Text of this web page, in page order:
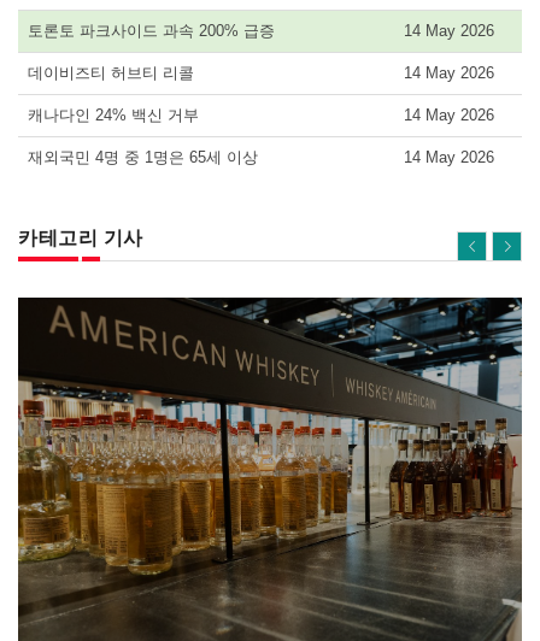
토론토 파크사이드 과속 200% 급증 14 May 2026
데이비즈티 허브티 리콜 14 May 2026
캐나다인 24% 백신 거부 14 May 2026
재외국민 4명 중 1명은 65세 이상 14 May 2026
카테고리 기사